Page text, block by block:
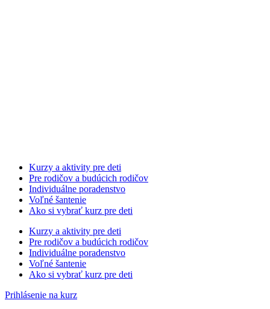
Kurzy a aktivity pre deti
Pre rodičov a budúcich rodičov
Individuálne poradenstvo
Voľné šantenie
Ako si vybrať kurz pre deti
Kurzy a aktivity pre deti
Pre rodičov a budúcich rodičov
Individuálne poradenstvo
Voľné šantenie
Ako si vybrať kurz pre deti
Prihlásenie na kurz